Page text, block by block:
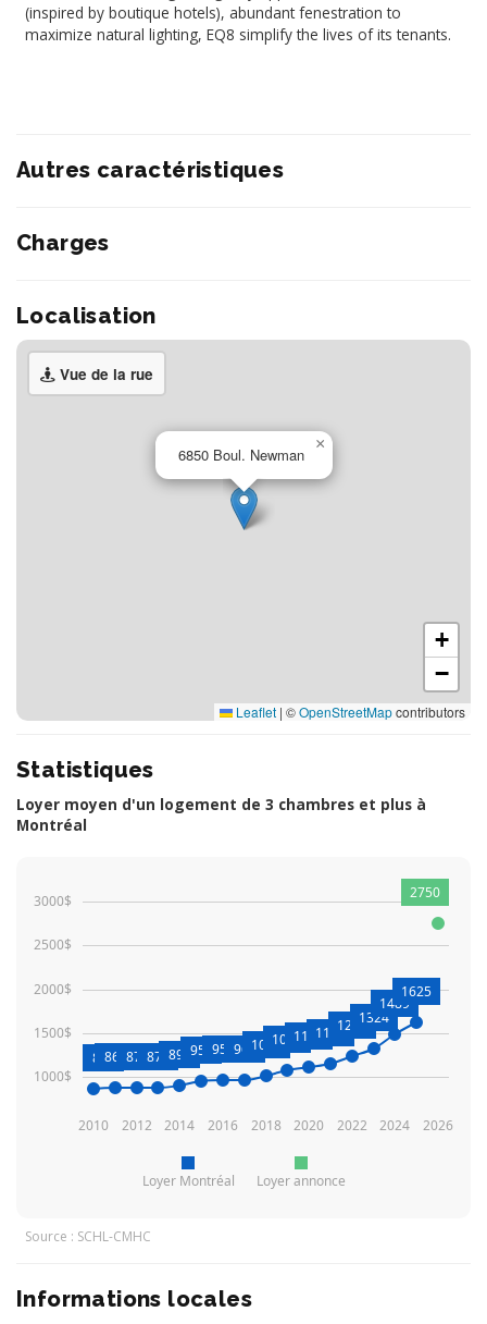
(inspired by boutique hotels), abundant fenestration to
maximize natural lighting, EQ8 simplify the lives of its tenants.
Autres caractéristiques
Charges
Localisation
Vue de la rue
6850 Boul. Newman
×
+
−
Leaflet | ©OpenStreetMapcontributors
Statistiques
Loyer moyen d'un logement de 3 chambres et plus à
Montréal
Loyer Montréal Loyer annonce
2010 2012 2014 2016 2018 2020 2022 2024 2026
1000$
1500$
2000$
2500$
3000$
863868876879898953958966100910721113114612321324
1489
1625
2750
Source : SCHL-CMHC
Informations locales